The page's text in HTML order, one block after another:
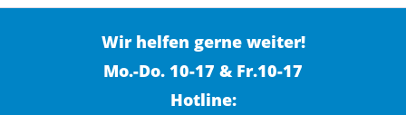
Wir helfen gerne weiter!
Mo.-Do. 10-17 & Fr.10-17
Hotline: